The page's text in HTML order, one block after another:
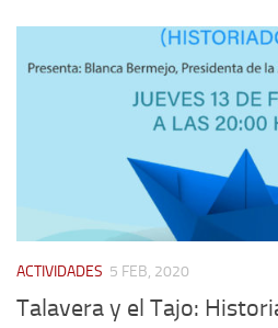
Cronología fundamental de Manuel
Artículos sobre Manuel Azaña
Ochenta años sin Manuel Azaña
Bibliografías
Biblioteca
ACTIVIDADES 5 FEB, 2020
Talavera y el Tajo: